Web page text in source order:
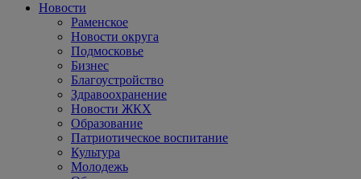
Новости
Раменское
Новости округа
Подмосковье
Бизнес
Благоустройство
Здравоохранение
Новости ЖКХ
Образование
Патриотическое воспитание
Культура
Молодежь